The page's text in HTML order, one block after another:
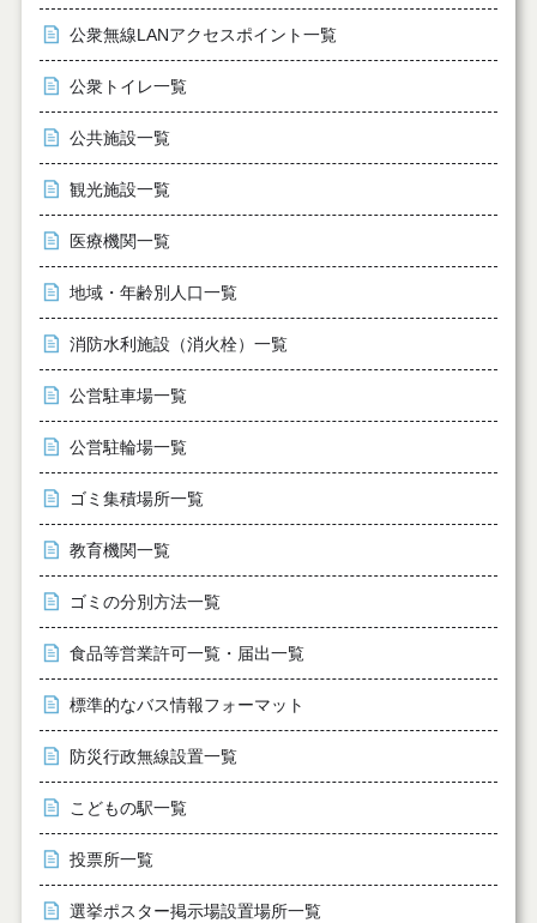
公衆無線LANアクセスポイント一覧
公衆トイレ一覧
公共施設一覧
観光施設一覧
医療機関一覧
地域・年齢別人口一覧
消防水利施設（消火栓）一覧
公営駐車場一覧
公営駐輪場一覧
ゴミ集積場所一覧
教育機関一覧
ゴミの分別方法一覧
食品等営業許可一覧・届出一覧
標準的なバス情報フォーマット
防災行政無線設置一覧
こどもの駅一覧
投票所一覧
選挙ポスター掲示場設置場所一覧